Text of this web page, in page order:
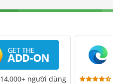
14,000+ người dùng